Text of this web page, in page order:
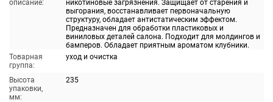
описание:
никотиновые загрязнения. Защищает от старения и
выгорания, восстанавливает первоначальную
структуру, обладает антистатическим эффектом.
Предназначен для обработки пластиковых и
виниловых деталей салона. Подходит для молдингов и
бамперов. Обладает приятным ароматом клубники.
Товарная
группа:
уход и очистка
Высота
упаковки,
мм:
235